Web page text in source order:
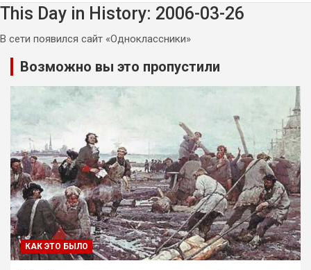
This Day in History: 2006-03-26
В сети появился сайт «Одноклассники»
Возможно вы это пропустили
КАК ЭТО БЫЛО